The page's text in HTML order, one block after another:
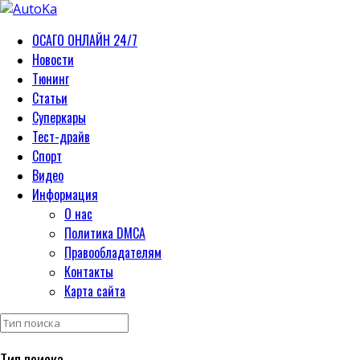
ОСАГО ОНЛАЙН 24/7
Новости
Тюнинг
Статьи
Суперкары
Тест-драйв
Спорт
Видео
Информация
О нас
Политика DMCA
Правообладателям
Контакты
Карта сайта